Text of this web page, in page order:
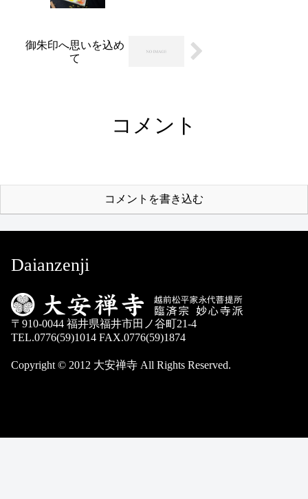
御朱印へ思いを込め
て
コメント
コメントを書き込む
Daianzenji
〒910-0044 福井県福井市田ノ谷町21-4
TEL.0776(59)1014 FAX.0776(59)1874
Copyright © 2012 大安禅寺 All Rights Reserved.